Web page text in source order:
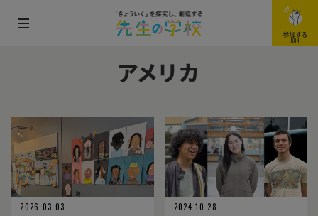
メ
開
閉
す
る
参加する
JOIN
アメリカ
2026.03.03
2024.10.28